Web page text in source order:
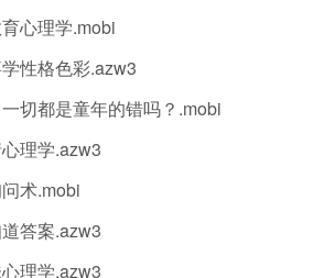
心理学.mobi
性格色彩.azw3
切都是童年的错吗？.mobi
理学.azw3
术.mobi
答案.azw3
理学.azw3